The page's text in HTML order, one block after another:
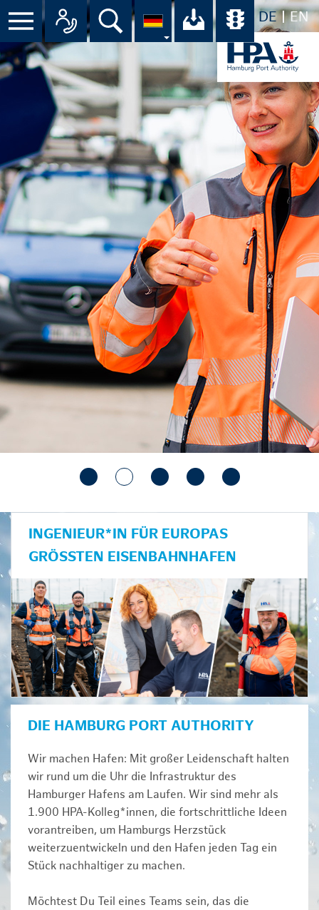
DE EN
Suche Ihr Download-
INGENIEUR*IN FÜR EUROPAS
GRÖSSTEN EISENBAHNHAFEN
DIE HAMBURG PORT AUTHORITY
Wir machen Hafen: Mit großer Leidenschaft halten
wir rund um die Uhr die Infrastruktur des
Hamburger Hafens am Laufen. Wir sind mehr als
1.900 HPA-Kolleg*innen, die fortschrittliche Ideen
vorantreiben, um Hamburgs Herzstück
weiterzuentwickeln und den Hafen jeden Tag ein
Stück nachhaltiger zu machen.
Möchtest Du Teil eines Teams sein, das die